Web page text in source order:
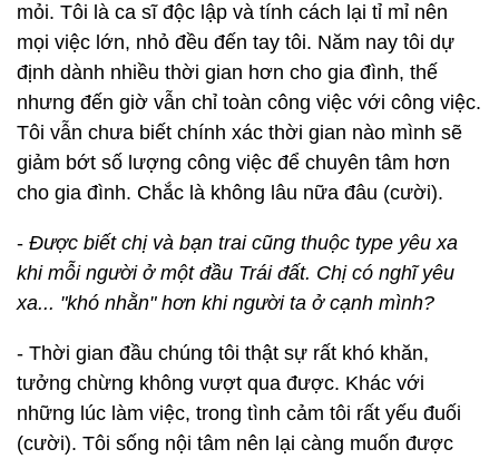
mỏi. Tôi là ca sĩ độc lập và tính cách lại tỉ mỉ nên
mọi việc lớn, nhỏ đều đến tay tôi. Năm nay tôi dự
định dành nhiều thời gian hơn cho gia đình, thế
nhưng đến giờ vẫn chỉ toàn công việc với công việc.
Tôi vẫn chưa biết chính xác thời gian nào mình sẽ
giảm bớt số lượng công việc để chuyên tâm hơn
cho gia đình. Chắc là không lâu nữa đâu (cười).
- Được biết chị và bạn trai cũng thuộc type yêu xa
khi mỗi người ở một đầu Trái đất. Chị có nghĩ yêu
xa... "khó nhằn" hơn khi người ta ở cạnh mình?
- Thời gian đầu chúng tôi thật sự rất khó khăn,
tưởng chừng không vượt qua được. Khác với
những lúc làm việc, trong tình cảm tôi rất yếu đuối
(cười). Tôi sống nội tâm nên lại càng muốn được